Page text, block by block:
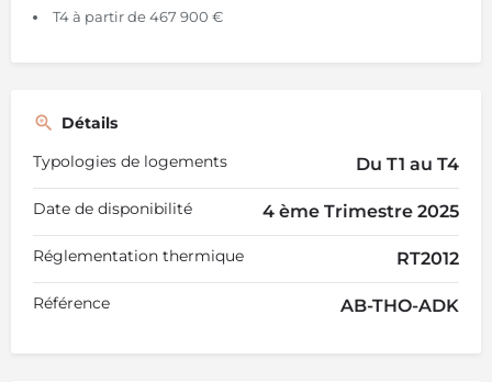
T4 à partir de 467 900 €
Détails
Typologies de logements
Du T1 au T4
Date de disponibilité 4 ème Trimestre 2025
Réglementation thermique RT2012
Référence AB-THO-ADK